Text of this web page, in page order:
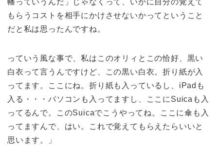
幡っていうんだ」じゃなくって、いかに自分の覚えて
もらうコストを相手にかけさせないかってということ
だと私は思ったんですね。
っていう風な事で、私はこのオリィとこの恰好、黒い
白衣って言うんですけど、この黒い白衣。折り紙が入
ってます。ここにね。折り紙も入っているし、iPadも
入る・・・パソコンも入ってますし、ここにSuicaも入
ってるんで。このSuicaでこうやってね。ここに傘も入
ってますんで、はい。これで覚えてもらえたらいいと
思います。」